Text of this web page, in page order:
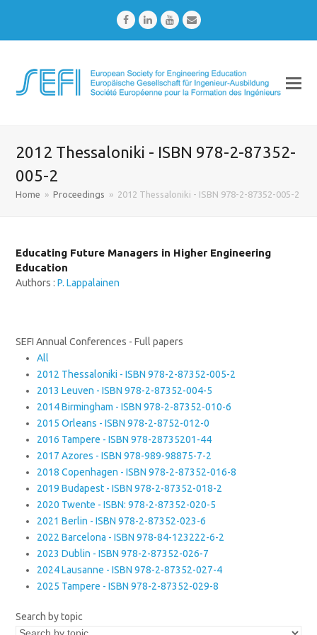
FacebookLinkedInYoutubeEmail
2012 Thessaloniki - ISBN 978-2-87352-
005-2
Home » Proceedings » 2012 Thessaloniki - ISBN 978-2-87352-005-2
Educating Future Managers in Higher Engineering
Education
Authors :P. Lappalainen
SEFI Annual Conferences - Full papers
All
2012 Thessaloniki - ISBN 978-2-87352-005-2
2013 Leuven - ISBN 978-2-87352-004-5
2014 Birmingham - ISBN 978-2-87352-010-6
2015 Orleans - ISBN 978-2-8752-012-0
2016 Tampere - ISBN 978-28735201-44
2017 Azores - ISBN 978-989-98875-7-2
2018 Copenhagen - ISBN 978-2-87352-016-8
2019 Budapest - ISBN 978-2-87352-018-2
2020 Twente - ISBN: 978-2-87352-020-5
2021 Berlin - ISBN 978-2-87352-023-6
2022 Barcelona - ISBN 978-84-123222-6-2
2023 Dublin - ISBN 978-2-87352-026-7
2024 Lausanne - ISBN 978-2-87352-027-4
2025 Tampere - ISBN 978-2-87352-029-8
Search by topic